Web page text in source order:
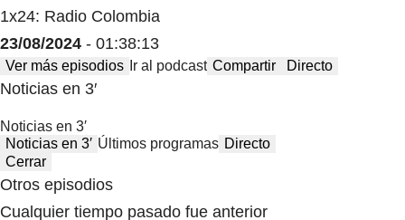
1x24: Radio Colombia
23/08/2024 - 01:38:13
Ver más episodios Ir al podcast Compartir Directo
Noticias en 3′
Noticias en 3′
Noticias en 3′ Últimos programas Directo
Cerrar
Otros episodios
Cualquier tiempo pasado fue anterior